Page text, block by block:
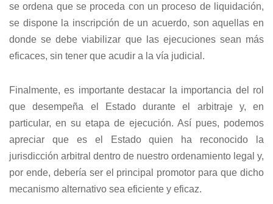
se ordena que se proceda con un proceso de liquidación,
se dispone la inscripción de un acuerdo, son aquellas en
donde se debe viabilizar que las ejecuciones sean más
eficaces, sin tener que acudir a la vía judicial.
Finalmente, es importante destacar la importancia del rol
que desempeña el Estado durante el arbitraje y, en
particular, en su etapa de ejecución. Así pues, podemos
apreciar que es el Estado quien ha reconocido la
jurisdicción arbitral dentro de nuestro ordenamiento legal y,
por ende, debería ser el principal promotor para que dicho
mecanismo alternativo sea eficiente y eficaz.